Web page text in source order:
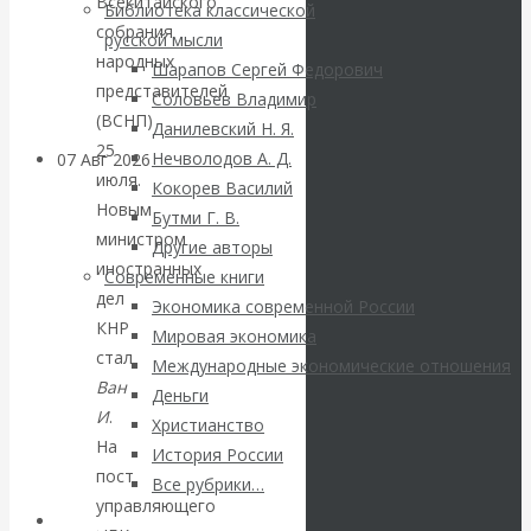
Библиотека классической
русской мысли
Шарапов Сергей Федорович
Соловьев Владимир
Данилевский Н. Я.
Нечволодов А. Д.
Кокорев Василий
Бутми Г. В.
Другие авторы
Современные книги
Экономика современной России
Мировая экономика
Международные экономические отношения
Деньги
Христианство
История России
Все рубрики…
Авторы РЭОШ
грандиозные
планы
07 Авг 2026Постижение
истории
ВАлентин
КАтасонов. К
112-летию
начала Первой
мировой войны:
собрания
народных
представителей
(ВСНП)
25
июля.
Новым
министром
иностранных
дел
КНР
стал
Ван
И.
На
пост
управляющего